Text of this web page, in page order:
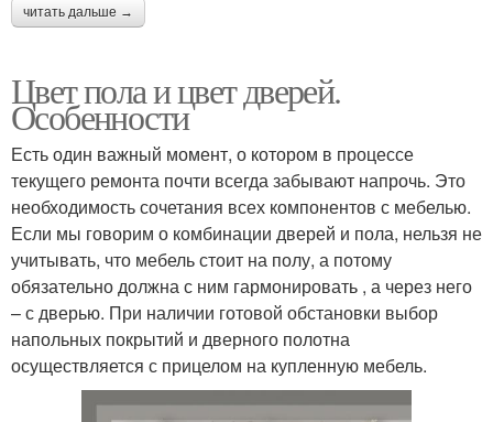
читать дальше →
Цвет пола и цвет дверей.
Особенности
Есть один важный момент, о котором в процессе
текущего ремонта почти всегда забывают напрочь. Это
необходимость сочетания всех компонентов с мебелью.
Если мы говорим о комбинации дверей и пола, нельзя не
учитывать, что мебель стоит на полу, а потому
обязательно должна с ним гармонировать , а через него
– с дверью. При наличии готовой обстановки выбор
напольных покрытий и дверного полотна
осуществляется с прицелом на купленную мебель.